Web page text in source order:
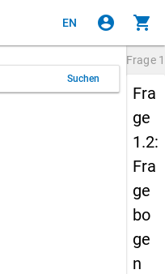
EN account_circle shopping_cart
Suchen
Frage
Fra
ge
1.2:
Fra
ge
bo
ge
n